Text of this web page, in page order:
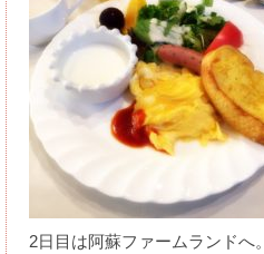
2日目は阿蘇ファームランドへ。